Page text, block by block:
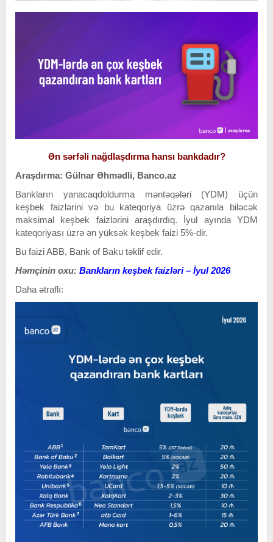
Ən sərfəli nağdlaşdırma hansı bankdadır?
Araşdırma: Gülnar Əhmədli, Banco.az
Bankların yanacaqdoldurma məntəqələri (YDM) üçün
keşbek faizlərini və bu kateqoriya üzrə qazanıla biləcək
maksimal keşbek faizlərini araşdırdıq. İyul ayında YDM
kateqoriyası üzrə ən yüksək keşbek faizi 5%-dir.
Bu faizi ABB, Bank of Baku təklif edir.
Həmçinin oxu: Bankların keşbek faizləri – İyul 2026
Daha ətraflı: